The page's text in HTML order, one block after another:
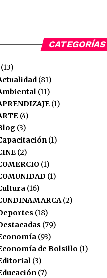
CATEGORÍAS
(13)
(81)
(11)
(1)
(4)
(3)
(1)
(2)
(1)
(1)
(16)
(2)
(18)
(79)
(93)
de Bolsillo (1)
(3)
(7)